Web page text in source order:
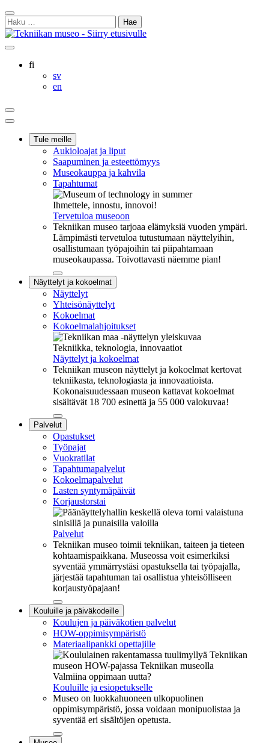
Siirry
sisältöön
Sulje
hakukenttä
Haku:
Ostoskorisi
Oma
Hae
sivultafi
svSvenska
en
Ostoskorisi
Oma
tiliHae
Päävalikko
Tule meille
Aukioloajat ja liput
Saapuminen ja esteettömyys
Museokauppa ja kahvila
Tapahtumat
Ihmettele, innostu, innovoi!
Tervetuloa museoon
Tekniikan museo tarjoaa elämyksiä vuoden ympäri.
Lämpimästi tervetuloa tutustumaan näyttelyihin,
osallistumaan työpajoihin tai piipahtamaan
museokaupassa. Toivottavasti näemme pian!
Sulje
alavalikko
Näyttelyt ja kokoelmat
Näyttelyt
Yhteisönäyttelyt
Kokoelmat
Kokoelmalahjoitukset
Tekniikka, teknologia, innovaatiot
Näyttelyt ja kokoelmat
Tekniikan museon näyttelyt ja kokoelmat kertovat
tekniikasta, teknologiasta ja innovaatioista.
Kokonaisuudessaan museon kattavat kokoelmat
sisältävät 18 700 esinettä ja 55 000 valokuvaa!
Sulje
alavalikko
Palvelut
Opastukset
Työpajat
Vuokratilat
Tapahtumapalvelut
Kokoelmapalvelut
Lasten syntymäpäivät
Korjaustorstai
Palvelut
Tekniikan museo toimii tekniikan, taiteen ja tieteen
kohtaamispaikkana. Museossa voit esimerkiksi
syventää ymmärrystäsi opastuksella tai työpajalla,
järjestää tapahtuman tai osallistua yhteisölliseen
korjaustyöpajaan!
Sulje
alavalikko
Kouluille ja päiväkodeille
Koulujen ja päiväkotien palvelut
HOW-oppimisympäristö
Materiaalipankki opettajille
Valmiina oppimaan uutta?
Kouluille ja esiopetukselle
Museo on luokkahuoneen ulkopuolinen
oppimisympäristö, jossa voidaan monipuolistaa ja
syventää eri sisältöjen opetusta.
Sulje